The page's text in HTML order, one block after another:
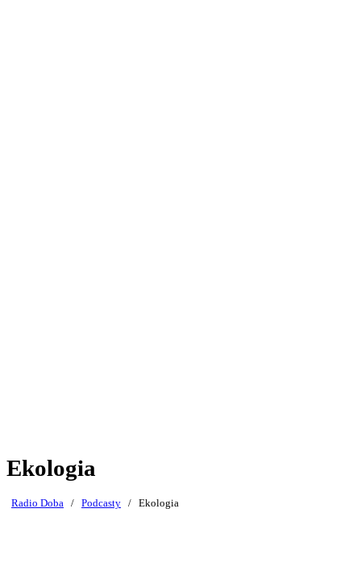
Ekologia
Radio Doba / Podcasty / Ekologia